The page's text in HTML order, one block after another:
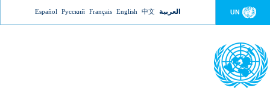
Jump to navigation UN العربية 中文
English
Français
Русский
Español